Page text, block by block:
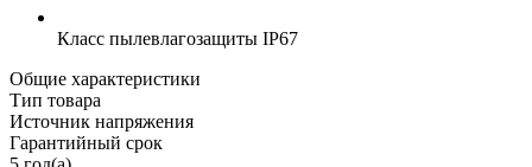
Класс пылевлагозащиты IP67
Общие характеристики
Тип товара
Источник напряжения
Гарантийный срок